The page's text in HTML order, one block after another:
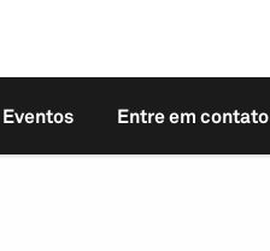
Eventos Entre em contato